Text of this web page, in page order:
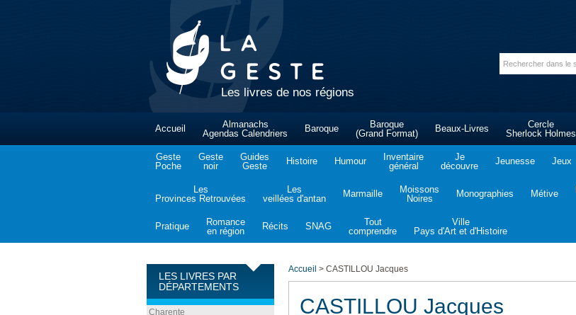
Les livres de nos régions
Accueil
Almanachs
Agendas Calendriers
Baroque
Baroque
(Grand Format)
Beaux-Livres
Cercle
Sherlock Holmes
Geste
Poche
Geste
noir
Guides
Geste
Histoire Humour
Inventaire
général
Je
découvre
Jeunesse Jeux
Les
Provinces Retrouvées
Les
veillées d'antan
Marmaille
Moissons
Noires
Monographies Métive
Pratique
Romance
en région
Récits SNAG
Tout
comprendre
Ville
Pays d'Art et d'Histoire
LES LIVRES PAR
DÉPARTEMENTS
Charente
Accueil > CASTILLOU Jacques
CASTILLOU Jacques